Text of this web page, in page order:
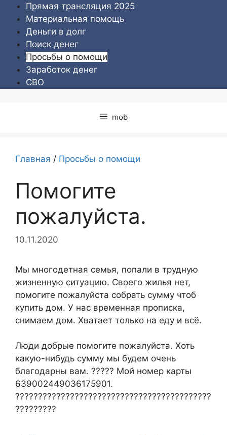
Перейти
содержимому
Прямая трансляция 2025
Материальная помощь
Деньги в долг
Поиск денег
Просьбы о помощи
Заработок денег
СВО
mob
Главная / Просьбы о помощи
Помогите
пожалуйста.
10.11.2020
Мы многодетная семья, попали в трудную
жизненную ситуацию. Своего жилья нет,
помогите пожалуйста собрать сумму чтоб
купить дом. У нас временная прописка,
снимаем дом. Хватает только на еду и всё.
Люди добрые помогите пожалуйста. Хоть
какую-нибудь сумму мы будем очень
благодарны вам. ????? Мой номер карты
639002449036175901.
???????????????????????????????????????????
?????????